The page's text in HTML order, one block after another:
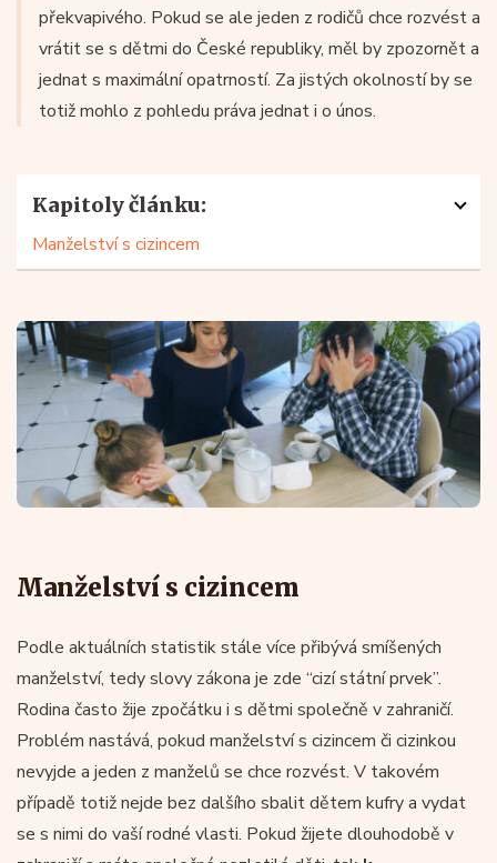
překvapivého. Pokud se ale jeden z rodičů chce rozvést a
vrátit se s dětmi do České republiky, měl by zpozornět a
jednat s maximální opatrností. Za jistých okolností by se
totiž mohlo z pohledu práva jednat i o únos.
Kapitoly článku:
Manželství s cizincem
Manželství s cizincem
Podle aktuálních statistik stále více přibývá smíšených
manželství, tedy slovy zákona je zde “cizí státní prvek”.
Rodina často žije zpočátku i s dětmi společně v zahraničí.
Problém nastává, pokud manželství s cizincem či cizinkou
nevyjde a jeden z manželů se chce rozvést. V takovém
případě totiž nejde bez dalšího sbalit dětem kufry a vydat
se s nimi do vaší rodné vlasti. Pokud žijete dlouhodobě v